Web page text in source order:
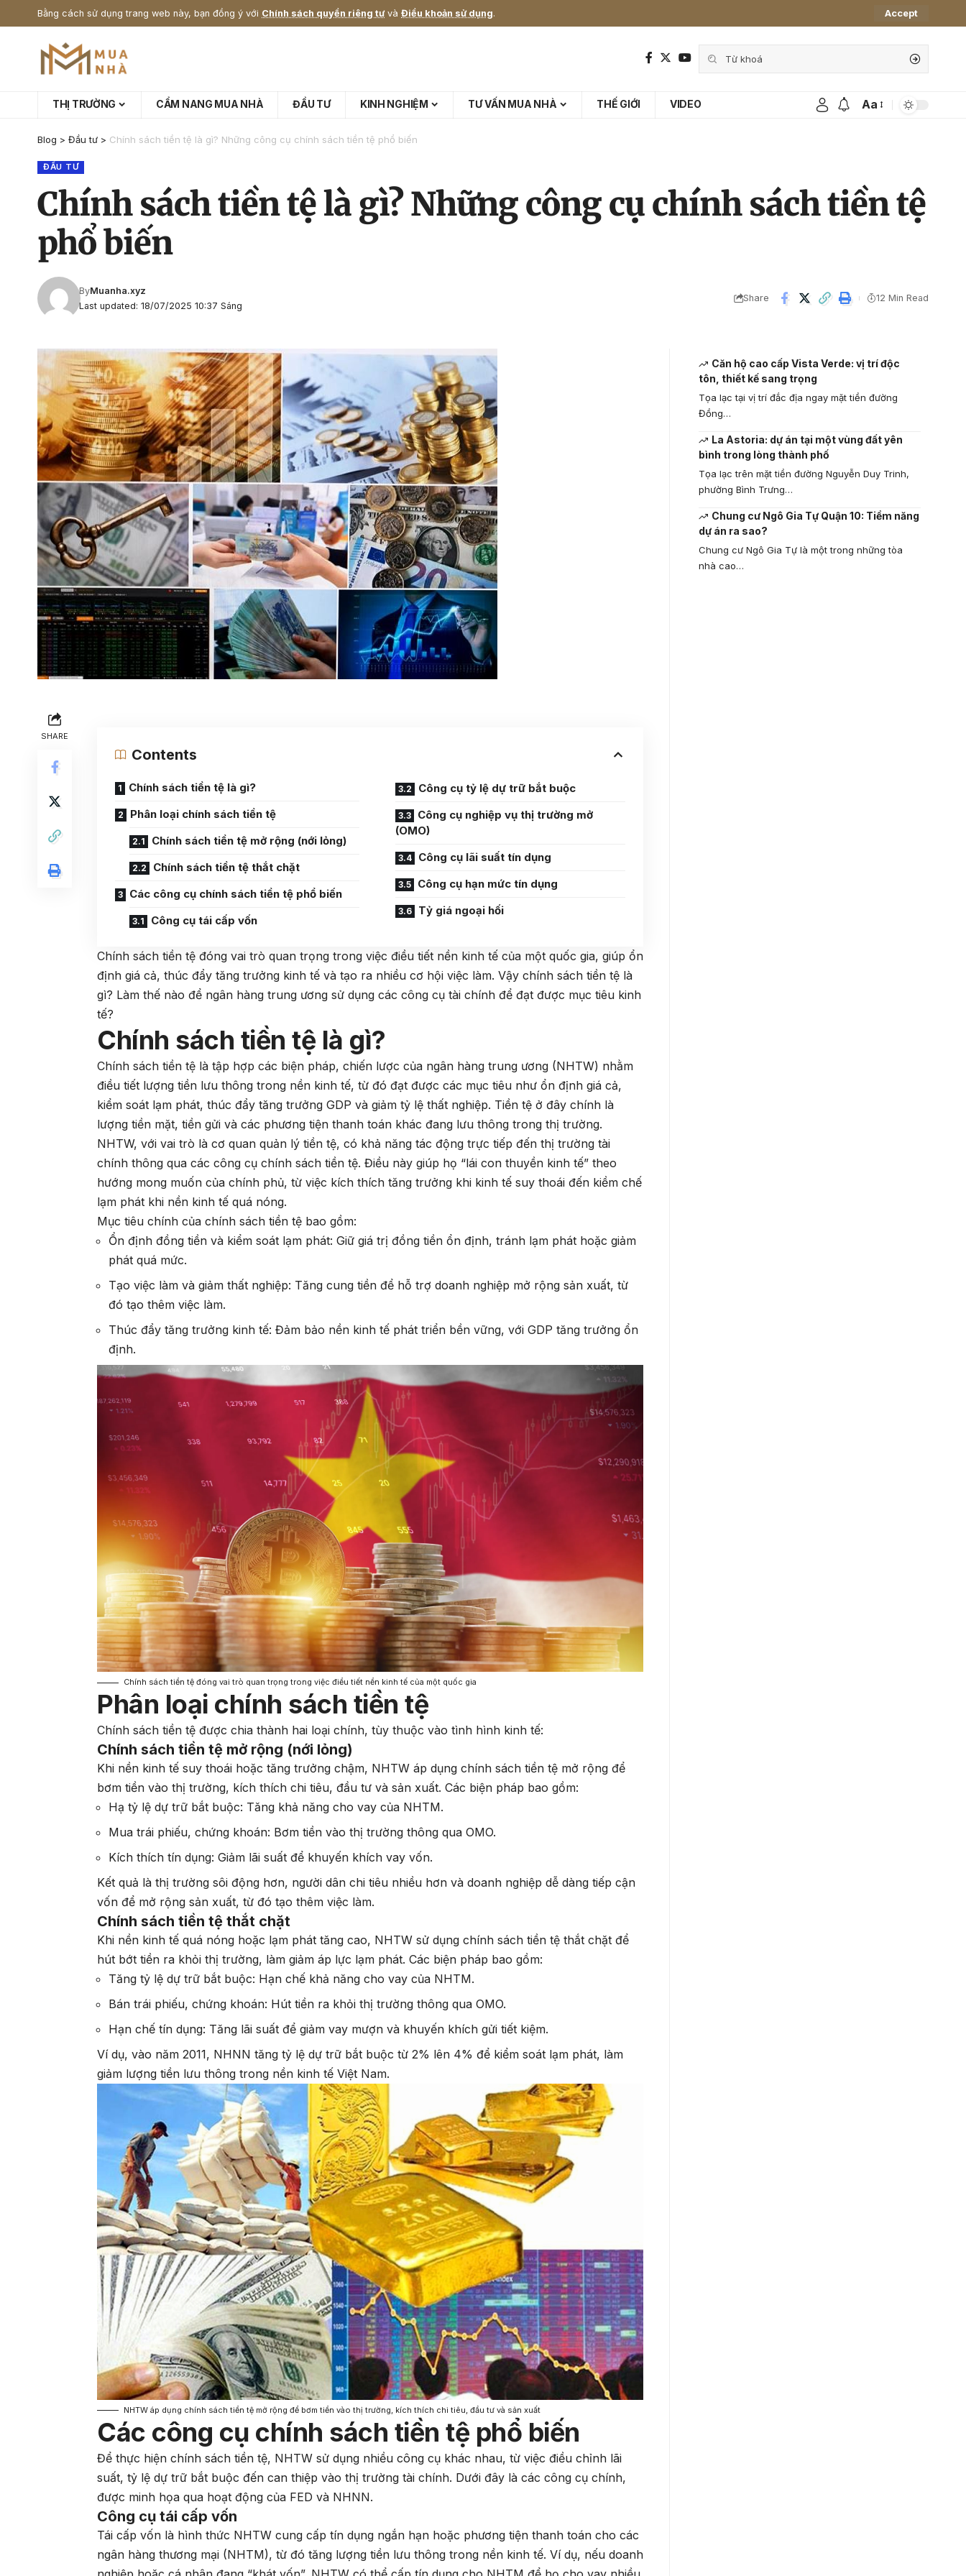
Bằng cách sử dụng trang web này, bạn đồng ý với Chính sách quyền riêng tưvà Điều khoản sử dụng. Accept
THỊ TRƯỜNG CẨM NANG MUA NHÀ ĐẦU TƯ KINH NGHIỆM TƯ VẤN MUA NHÀ THẾ GIỚI VIDEO Aa
Blog > Đầu tư > Chính sách tiền tệ là gì? Những công cụ chính sách tiền tệ phổ biến
ĐẦU TƯ
Chính sách tiền tệ là gì? Những công cụ chính sách tiền tệ
phổ biến
Last updated: 18/07/2025 10:37 Sáng
ByMuanha.xyz
Share 12 Min Read
SHARE
Contents
Chính sách tiền tệ là gì?
Phân loại chính sách tiền tệ
Chính sách tiền tệ mở rộng (nới lỏng)
Chính sách tiền tệ thắt chặt
Các công cụ chính sách tiền tệ phổ biến
Công cụ tái cấp vốn
Công cụ tỷ lệ dự trữ bắt buộc
Công cụ nghiệp vụ thị trường mở
(OMO)
Công cụ lãi suất tín dụng
Công cụ hạn mức tín dụng
Tỷ giá ngoại hối
Chính sách tiền tệ đóng vai trò quan trọng trong việc điều tiết nền kinh tế của một quốc gia, giúp ổn
định giá cả, thúc đẩy tăng trưởng kinh tế và tạo ra nhiều cơ hội việc làm. Vậy chính sách tiền tệ là
gì? Làm thế nào để ngân hàng trung ương sử dụng các công cụ tài chính để đạt được mục tiêu kinh
tế?
Chính sách tiền tệ là gì?
Chính sách tiền tệ là tập hợp các biện pháp, chiến lược của ngân hàng trung ương (NHTW) nhằm
điều tiết lượng tiền lưu thông trong nền kinh tế, từ đó đạt được các mục tiêu như ổn định giá cả,
kiểm soát lạm phát, thúc đẩy tăng trưởng GDP và giảm tỷ lệ thất nghiệp. Tiền tệ ở đây chính là
lượng tiền mặt, tiền gửi và các phương tiện thanh toán khác đang lưu thông trong thị trường.
NHTW, với vai trò là cơ quan quản lý tiền tệ, có khả năng tác động trực tiếp đến thị trường tài
chính thông qua các công cụ chính sách tiền tệ. Điều này giúp họ “lái con thuyền kinh tế” theo
hướng mong muốn của chính phủ, từ việc kích thích tăng trưởng khi kinh tế suy thoái đến kiềm chế
lạm phát khi nền kinh tế quá nóng.
Mục tiêu chính của chính sách tiền tệ bao gồm:
Ổn định đồng tiền và kiểm soát lạm phát: Giữ giá trị đồng tiền ổn định, tránh lạm phát hoặc giảm
phát quá mức.
Tạo việc làm và giảm thất nghiệp: Tăng cung tiền để hỗ trợ doanh nghiệp mở rộng sản xuất, từ
đó tạo thêm việc làm.
Thúc đẩy tăng trưởng kinh tế: Đảm bảo nền kinh tế phát triển bền vững, với GDP tăng trưởng ổn
định.
Chính sách tiền tệ đóng vai trò quan trọng trong việc điều tiết nền kinh tế của một quốc gia
Phân loại chính sách tiền tệ
Chính sách tiền tệ được chia thành hai loại chính, tùy thuộc vào tình hình kinh tế:
Chính sách tiền tệ mở rộng (nới lỏng)
Khi nền kinh tế suy thoái hoặc tăng trưởng chậm, NHTW áp dụng chính sách tiền tệ mở rộng để
bơm tiền vào thị trường, kích thích chi tiêu, đầu tư và sản xuất. Các biện pháp bao gồm:
Hạ tỷ lệ dự trữ bắt buộc: Tăng khả năng cho vay của NHTM.
Mua trái phiếu, chứng khoán: Bơm tiền vào thị trường thông qua OMO.
Kích thích tín dụng: Giảm lãi suất để khuyến khích vay vốn.
Kết quả là thị trường sôi động hơn, người dân chi tiêu nhiều hơn và doanh nghiệp dễ dàng tiếp cận
vốn để mở rộng sản xuất, từ đó tạo thêm việc làm.
Chính sách tiền tệ thắt chặt
Khi nền kinh tế quá nóng hoặc lạm phát tăng cao, NHTW sử dụng chính sách tiền tệ thắt chặt để
hút bớt tiền ra khỏi thị trường, làm giảm áp lực lạm phát. Các biện pháp bao gồm:
Tăng tỷ lệ dự trữ bắt buộc: Hạn chế khả năng cho vay của NHTM.
Bán trái phiếu, chứng khoán: Hút tiền ra khỏi thị trường thông qua OMO.
Hạn chế tín dụng: Tăng lãi suất để giảm vay mượn và khuyến khích gửi tiết kiệm.
Ví dụ, vào năm 2011, NHNN tăng tỷ lệ dự trữ bắt buộc từ 2% lên 4% để kiểm soát lạm phát, làm
giảm lượng tiền lưu thông trong nền kinh tế Việt Nam.
NHTW áp dụng chính sách tiền tệ mở rộng để bơm tiền vào thị trường, kích thích chi tiêu, đầu tư và sản xuất
Các công cụ chính sách tiền tệ phổ biến
Để thực hiện chính sách tiền tệ, NHTW sử dụng nhiều công cụ khác nhau, từ việc điều chỉnh lãi
suất, tỷ lệ dự trữ bắt buộc đến can thiệp vào thị trường tài chính. Dưới đây là các công cụ chính,
được minh họa qua hoạt động của FED và NHNN.
Công cụ tái cấp vốn
Tái cấp vốn là hình thức NHTW cung cấp tín dụng ngắn hạn hoặc phương tiện thanh toán cho các
ngân hàng thương mại (NHTM), từ đó tăng lượng tiền lưu thông trong nền kinh tế. Ví dụ, nếu doanh
Căn hộ cao cấp Vista Verde: vị trí độc
tôn, thiết kế sang trọng
Tọa lạc tại vị trí đắc địa ngay mặt tiền đường
Đồng…
La Astoria: dự án tại một vùng đất yên
bình trong lòng thành phố
Tọa lạc trên mặt tiền đường Nguyễn Duy Trinh,
phường Bình Trưng…
Chung cư Ngô Gia Tự Quận 10: Tiềm năng
dự án ra sao?
Chung cư Ngô Gia Tự là một trong những tòa
nhà cao…